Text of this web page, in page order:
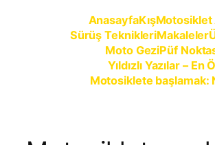
AnasayfaKışMotosiklet
Sürüş TeknikleriMakaleler
Moto GeziPüf
Yıldızlı Yazılar –
Motosiklete başlamak: